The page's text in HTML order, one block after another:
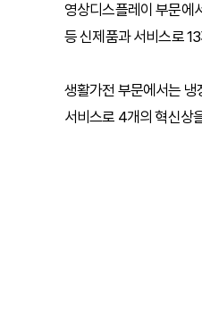
영상디스플레이 부문에
등 신제품과 서비스로
생활가전 부문에서는 냉
서비스로 4개의 혁신상